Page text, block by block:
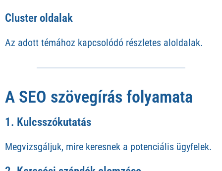
Cluster oldalak
Az adott témához kapcsolódó részletes aloldalak.
A SEO szövegírás folyamata
1. Kulcsszókutatás
Megvizsgáljuk, mire keresnek a potenciális ügyfelek.